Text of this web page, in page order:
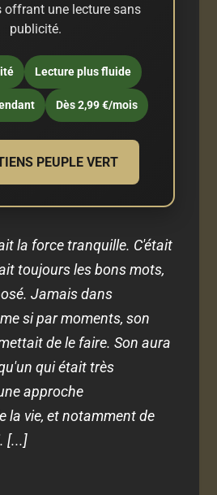
offrant une lecture sans
publicité.
Lecture plus fluide
Dès 2,99 €/mois
PEUPLE VERT
la force tranquille. C'était
toujours les bons mots,
Jamais dans
si par moments, son
de le faire. Son aura
qui était très
approche
la vie, et notamment de
[...]